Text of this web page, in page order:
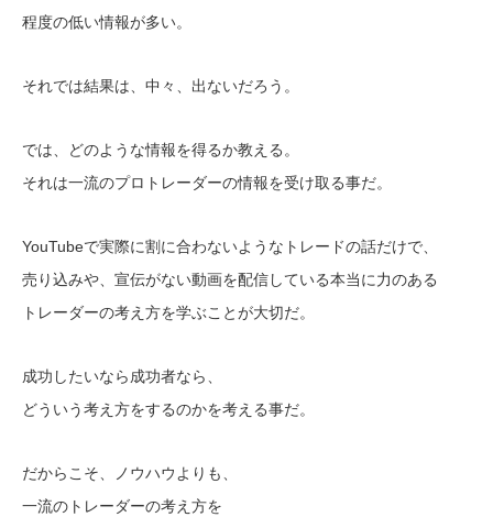
程度の低い情報が多い。
それでは結果は、中々、出ないだろう。
では、どのような情報を得るか教える。
それは一流のプロトレーダーの情報を受け取る事だ。
YouTubeで実際に割に合わないようなトレードの話だけで、
売り込みや、宣伝がない動画を配信している本当に力のある
トレーダーの考え方を学ぶことが大切だ。
成功したいなら成功者なら、
どういう考え方をするのかを考える事だ。
だからこそ、ノウハウよりも、
一流のトレーダーの考え方を